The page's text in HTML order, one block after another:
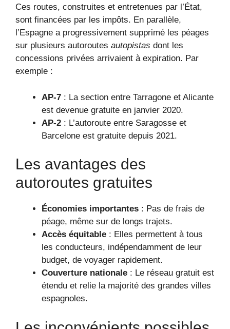
Ces routes, construites et entretenues par l’État,
sont financées par les impôts. En parallèle,
l’Espagne a progressivement supprimé les péages
sur plusieurs autoroutes autopistas dont les
concessions privées arrivaient à expiration. Par
exemple :
AP-7 : La section entre Tarragone et Alicante
est devenue gratuite en janvier 2020.
AP-2 : L’autoroute entre Saragosse et
Barcelone est gratuite depuis 2021.
Les avantages des
autoroutes gratuites
Économies importantes : Pas de frais de
péage, même sur de longs trajets.
Accès équitable : Elles permettent à tous
les conducteurs, indépendamment de leur
budget, de voyager rapidement.
Couverture nationale : Le réseau gratuit est
étendu et relie la majorité des grandes villes
espagnoles.